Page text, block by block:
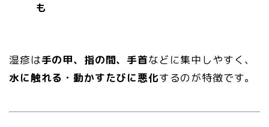
も
湿疹は手の甲、指の間、手首などに集中しやすく、
水に触れる・動かすたびに悪化するのが特徴です。